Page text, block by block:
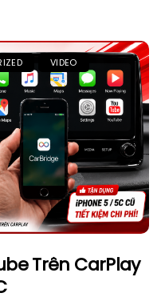
VIDEO
Trên CarPlay